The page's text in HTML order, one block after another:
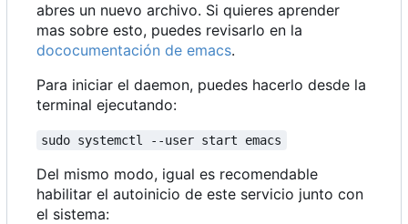
abres un nuevo archivo. Si quieres aprender
mas sobre esto, puedes revisarlo en la
dococumentación de emacs.
Para iniciar el daemon, puedes hacerlo desde la
terminal ejecutando:
sudo systemctl --user start emacs
Del mismo modo, igual es recomendable
habilitar el autoinicio de este servicio junto con
el sistema: